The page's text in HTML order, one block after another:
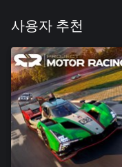
사용자 추천